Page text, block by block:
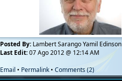
Posted By: Lambert Sarango Yamil Edinson
Last Edit:07 Ago 2012 @ 12:14 AM
Email • Permalink •Comments (2)